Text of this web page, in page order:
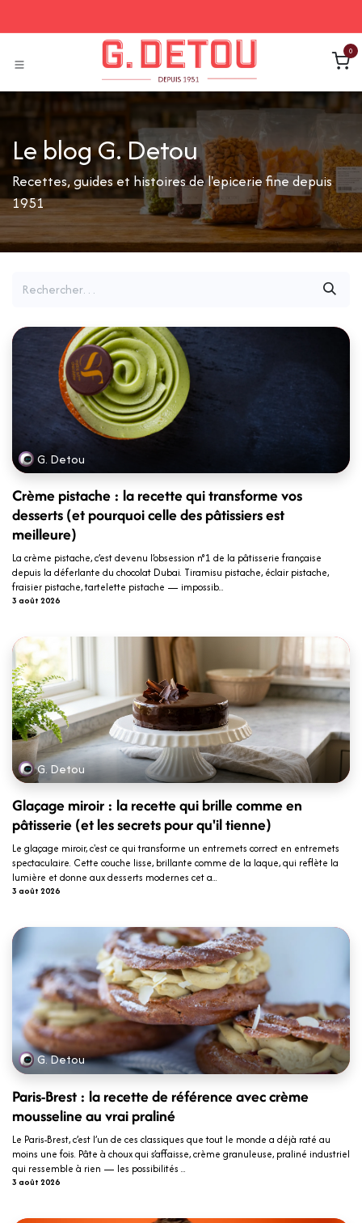
0
Le blog G. Detou
Recettes, guides et histoires de l'epicerie fine depuis
1951
G. Detou
Crème pistache : la recette qui transforme vos
desserts (et pourquoi celle des pâtissiers est
meilleure)
La crème pistache, c’est devenu l’obsession n°1 de la pâtisserie française
depuis la déferlante du chocolat Dubai. Tiramisu pistache, éclair pistache,
fraisier pistache, tartelette pistache — impossib...
3 août 2026
G. Detou
Glaçage miroir : la recette qui brille comme en
pâtisserie (et les secrets pour qu'il tienne)
Le glaçage miroir, c'est ce qui transforme un entremets correct en entremets
spectaculaire. Cette couche lisse, brillante comme de la laque, qui reflète la
lumière et donne aux desserts modernes cet a...
3 août 2026
G. Detou
Paris-Brest : la recette de référence avec crème
mousseline au vrai praliné
Le Paris-Brest, c’est l’un de ces classiques que tout le monde a déjà raté au
moins une fois. Pâte à choux qui s’affaisse, crème granuleuse, praliné industriel
qui ressemble à rien — les possibilités ...
3 août 2026